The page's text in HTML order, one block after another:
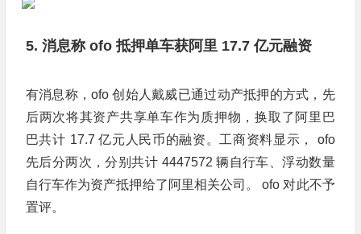
5. 消息称 ofo 抵押单车获阿里 17.7 亿元融资
有消息称，ofo 创始人戴威已通过动产抵押的方式，先
后两次将其资产共享单车作为质押物，换取了阿里巴
巴共计 17.7 亿元人民币的融资。工商资料显示， ofo
先后分两次，分别共计 4447572 辆自行车、浮动数量
自行车作为资产抵押给了阿里相关公司。 ofo 对此不予
置评。